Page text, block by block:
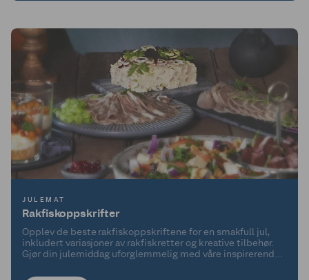
JULEMAT
Rakfiskoppskrifter
Opplev de beste rakfiskoppskriftene for en smakfull jul,
inkludert variasjoner av rakfiskretter og kreative tilbehør.
Gjør din julemiddag uforglemmelig med våre inspirerende